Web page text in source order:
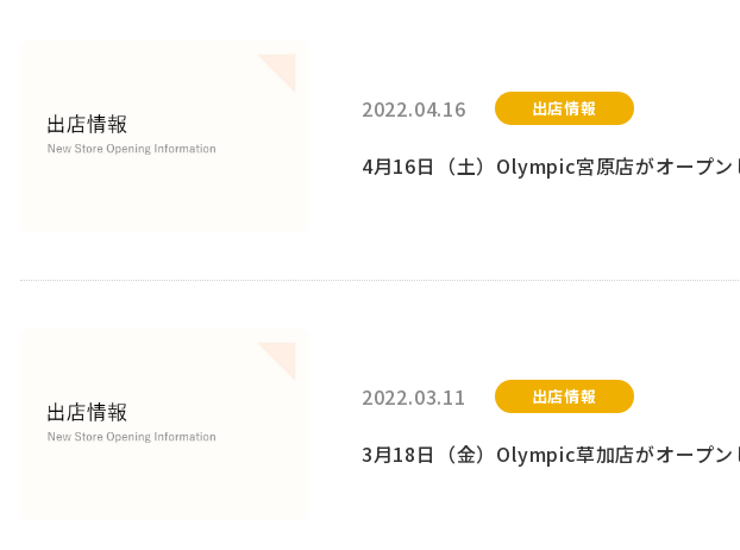
2022.04.16 出店情報
4月16日（土）Olympic宮原店がオープン
2022.03.11 出店情報
3月18日（金）Olympic草加店がオープン